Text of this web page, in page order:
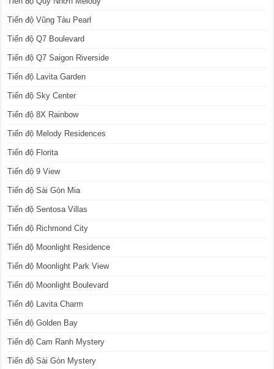
Tiến độ Vũng Tàu Pearl
Tiến độ Q7 Boulevard
Tiến độ Q7 Saigon Riverside
Tiến độ Lavita Garden
Tiến độ Sky Center
Tiến độ 8X Rainbow
Tiến độ Melody Residences
Tiến độ Florita
Tiến độ 9 View
Tiến độ Sài Gòn Mia
Tiến độ Sentosa Villas
Tiến độ Richmond City
Tiến độ Moonlight Residence
Tiến độ Moonlight Park View
Tiến độ Moonlight Boulevard
Tiến độ Lavita Charm
Tiến độ Golden Bay
Tiến độ Cam Ranh Mystery
Tiến độ Sài Gòn Mystery